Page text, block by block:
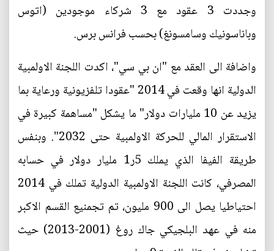
وجددت 3 عقود مع 3 شركاء موجودين (اتوس
وباناسونيك وسامسونغ) بحسب فرانس برس.
واضافة الى العقد مع "ان بي سي"، اكدت اللجنة الاولمبية
الدولية انها وقعت في 2014 "عقودا تلفزيونية ورعاية بما
يزيد عن 10 مليارات دولار" ما يشكل "مساهمة كبيرة في
الاستقرار المالي للحركة الاولمبية حتى 2032". وبنفس
طريقة الفيفا الذي يملك 5ر1 مليار دولار في حسابه
المصرفي، كانت اللجنة الاولمبية الدولية تملك في 2014
احتياطيا يصل الى 900 مليون، تم تجمنيع القسم الاكبر
منه في عهد البلجيكي جاك روغ (2001-2013) حيث